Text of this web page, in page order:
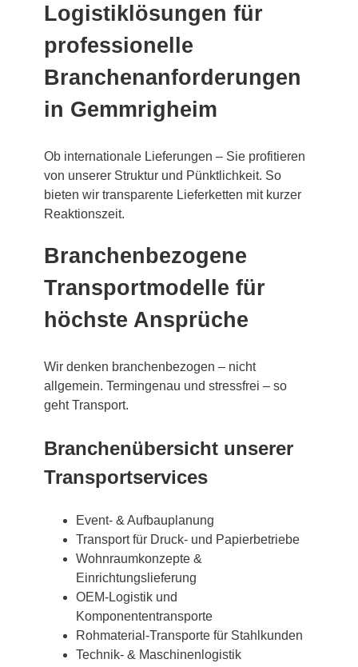
Logistiklösungen für
professionelle
Branchenanforderungen
in Gemmrigheim
Ob internationale Lieferungen – Sie profitieren
von unserer Struktur und Pünktlichkeit. So
bieten wir transparente Lieferketten mit kurzer
Reaktionszeit.
Branchenbezogene
Transportmodelle für
höchste Ansprüche
Wir denken branchenbezogen – nicht
allgemein. Termingenau und stressfrei – so
geht Transport.
Branchenübersicht unserer
Transportservices
Event- & Aufbauplanung
Transport für Druck- und Papierbetriebe
Wohnraumkonzepte &
Einrichtungslieferung
OEM-Logistik und
Komponententransporte
Rohmaterial-Transporte für Stahlkunden
Technik- & Maschinenlogistik